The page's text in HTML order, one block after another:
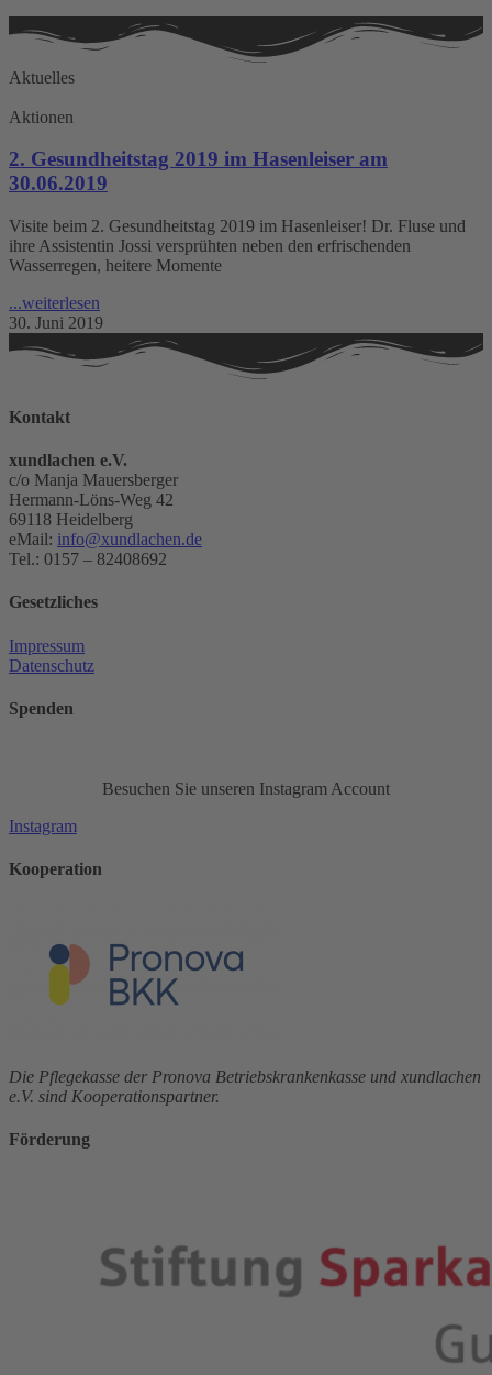
Aktuelles
Aktionen
2. Gesundheitstag 2019 im Hasenleiser am
30.06.2019
Visite beim 2. Gesundheitstag 2019 im Hasenleiser! Dr. Fluse und
ihre Assistentin Jossi versprühten neben den erfrischenden
Wasserregen, heitere Momente
...weiterlesen
30. Juni 2019
Kontakt
xundlachen e.V.
c/o Manja Mauersberger
Hermann-Löns-Weg 42
69118 Heidelberg
eMail: info@xundlachen.de
Tel.: 0157 – 82408692
Gesetzliches
Impressum
Datenschutz
Spenden
Besuchen Sie unseren Instagram Account
Instagram
Kooperation
Die Pflegekasse der Pronova Betriebskrankenkasse und xundlachen
e.V. sind Kooperationspartner.
Förderung